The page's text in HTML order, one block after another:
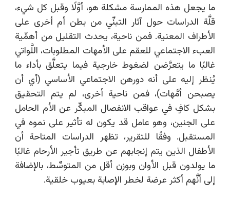
ما يجعل هذه الممارسة مشكلة هو، أوَّلًا وقبل كل شيء،
قلَّة الدراسات حول آثار التبنِّي من بطن أم أخرى على
الأطراف المعنية. فمن ناحية، يحدث التقليل من أهمِّية
العبء الاجتماعي للعقم على الأمهات المطلوبات، اللَّواتي
غالبًا ما يتعرَّضن لضغوط خارجية فيما يتعلَّق بأداء ما
يُنظر إليه على أنه دورهن الاجتماعي الأساسي (أي أن
يصبحن أمَّهات)، فمن ناحية أخرى، لم يتم التحقيق
بشكل كافٍ في عواقب الانفصال المبكِّر عن الأم الحامل
على الجنين، وهو عامل قد يكون له تأثير على نموه في
المستقبل. وفقًا للتقرير، تظهر الدراسات المتاحة أن
الأطفال الذين يتم إنجابهم عن طريق تأجير الأرحام غالبًا
ما يولدون قبل الأوان وبوزن أقل من المتوسِّط، بالإضافة
إلى أنَّهم أكثر عرضة لخطر الإصابة بعيوب خلقية.